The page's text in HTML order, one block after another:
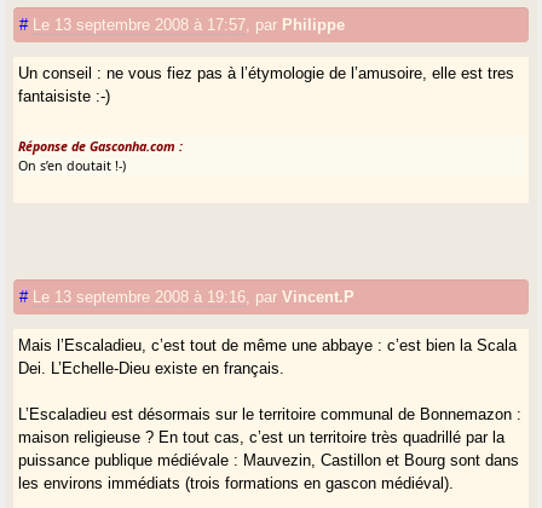
# Le 13 septembre 2008 à 17:57 par Philippe
Un conseil : ne vous fiez pas à l’étymologie de l’amusoire, elle est tres
fantaisiste :-)
Réponse de Gasconha.com :
On s’en doutait !-)
# Le 13 septembre 2008 à 19:16 parVincent.P
Mais l’Escaladieu, c’est tout de même une abbaye : c’est bien la Scala
Dei. L’Echelle-Dieu existe en français.
L’Escaladieu est désormais sur le territoire communal de Bonnemazon :
maison religieuse ? En tout cas, c’est un territoire très quadrillé par la
puissance publique médiévale : Mauvezin, Castillon et Bourg sont dans
les environs immédiats (trois formations en gascon médiéval).